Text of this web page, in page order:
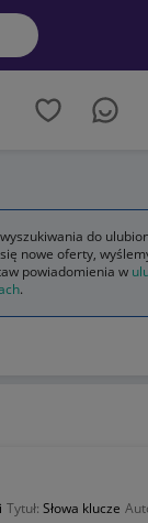
Tytuł: Słowa klucze
do
nowe oferty,
powiadomienia w
.